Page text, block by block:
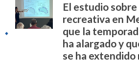
El estudio sobre
recreativa en
que la
ha alargado y
se ha extendido